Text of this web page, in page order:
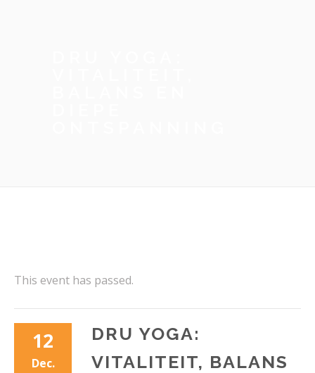
This event has passed.
12
Dec.
DRU YOGA:
VITALITEIT, BALANS